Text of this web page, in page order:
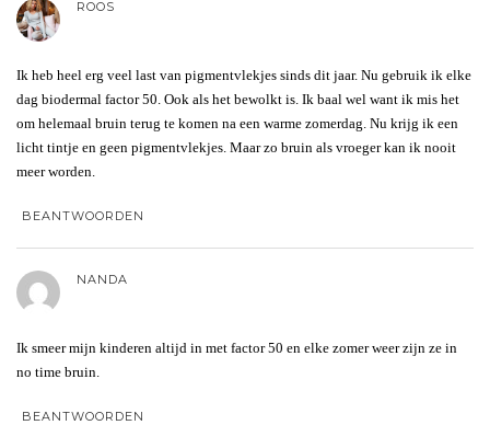
ROOS
Ik heb heel erg veel last van pigmentvlekjes sinds dit jaar. Nu gebruik ik elke
dag biodermal factor 50. Ook als het bewolkt is. Ik baal wel want ik mis het
om helemaal bruin terug te komen na een warme zomerdag. Nu krijg ik een
licht tintje en geen pigmentvlekjes. Maar zo bruin als vroeger kan ik nooit
meer worden.
BEANTWOORDEN
NANDA
Ik smeer mijn kinderen altijd in met factor 50 en elke zomer weer zijn ze in
no time bruin.
BEANTWOORDEN